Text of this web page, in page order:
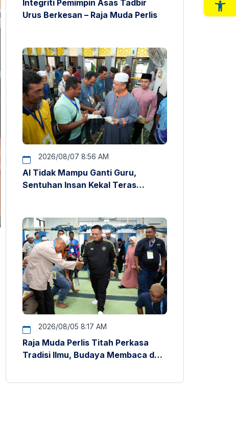
Integriti Pemimpin Asas Tadbir
Urus Berkesan – Raja Muda Perlis
2026/08/07 8:56 AM
AI Tidak Mampu Ganti Guru,
Sentuhan Insan Kekal Teras
2026/08/05 8:17 AM
Raja Muda Perlis Titah Perkasa
Tradisi Ilmu, Budaya Membaca dan